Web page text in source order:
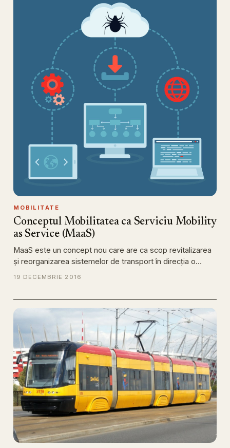
MOBILITATE
Conceptul Mobilitatea ca Serviciu Mobility
as Service (MaaS)
MaaS este un concept nou care are ca scop revitalizarea
și reorganizarea sistemelor de transport în direcția o…
19 DECEMBRIE 2016